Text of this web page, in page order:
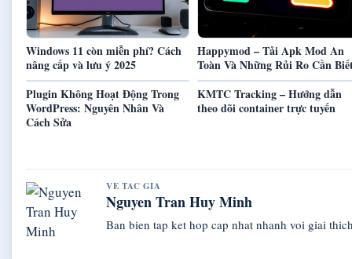
Windows 11 còn miễn phí? Cách
nâng cấp và lưu ý 2025
Happymod – Tải Apk Mod An
Toàn Và Những Rủi Ro Cần
Plugin Không Hoạt Động Trong
WordPress: Nguyên Nhân Và
Cách Sửa
KMTC Tracking – Hướng dẫn
theo dõi container trực tuyến
VE TAC GIA
Nguyen Tran Huy Minh
Ban bien tap ket hop cap nhat nhanh voi giai